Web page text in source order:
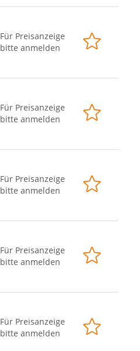
Für Preisanzeige
bitte anmelden
Für Preisanzeige
bitte anmelden
Für Preisanzeige
bitte anmelden
Für Preisanzeige
bitte anmelden
Für Preisanzeige
bitte anmelden